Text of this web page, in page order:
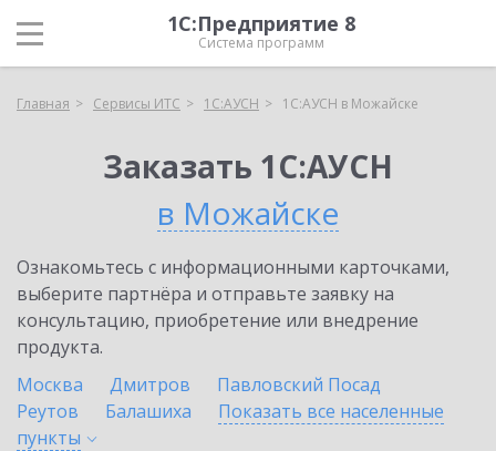
1С:Предприятие 8
Система программ
Главная Сервисы ИТС 1С:АУСН 1С:АУСН в Можайске
Заказать 1С:АУСН
в Можайске
Ознакомьтесь с информационными карточками,
выберите партнёра и отправьте заявку на
консультацию, приобретение или внедрение
продукта.
Москва
Дмитров
Павловский Посад
Реутов
Балашиха
Показать все населенные
пункты